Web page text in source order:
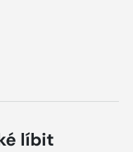
líbit